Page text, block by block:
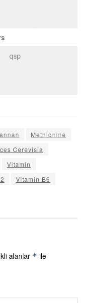
qsp
Methionine
Cerevisia
Vitamin
Vitamin B6
alanlar * ile